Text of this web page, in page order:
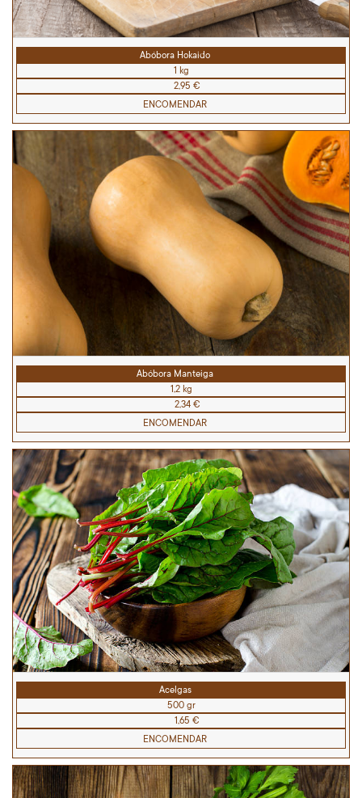
Abóbora Hokaido
1 kg
2,95 €
ENCOMENDAR
Abóbora Manteiga
1,2 kg
2,34 €
ENCOMENDAR
Acelgas
500 gr
1,65 €
ENCOMENDAR